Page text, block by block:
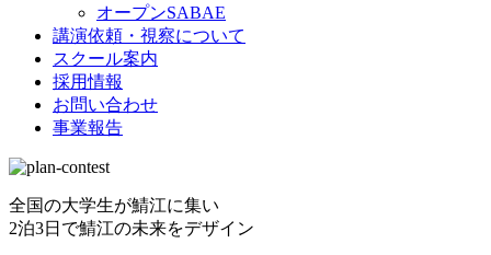
オープンSABAE
講演依頼・視察について
スクール案内
採用情報
お問い合わせ
事業報告
全国の大学生が鯖江に集い
2泊3日で鯖江の未来をデザイン